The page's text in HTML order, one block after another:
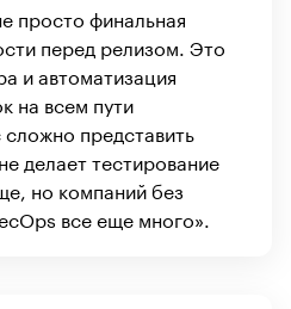
просто финальная
перед релизом. Это
и автоматизация
на всем пути
представить
делает тестирование
но компаний без
все еще много».